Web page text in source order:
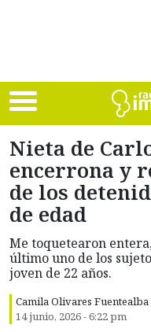
Nieta de
encerrona y
de los
de edad
Me toquetearon
último uno de los
joven de 22 años.
Camila Olivares Fuentealba
14 junio, 2026 - 6:22 pm